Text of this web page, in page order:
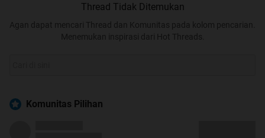
Thread Tidak Ditemukan
Agan dapat mencari Thread dan Komunitas pada kolom pencarian.
Menemukan inspirasi dari Hot Threads.
Komunitas Pilihan